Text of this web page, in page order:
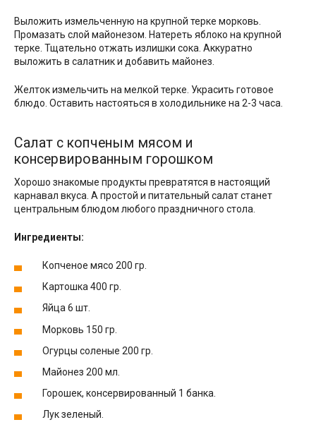
Выложить измельченную на крупной терке морковь.
Промазать слой майонезом. Натереть яблоко на крупной
терке. Тщательно отжать излишки сока. Аккуратно
выложить в салатник и добавить майонез.
Желток измельчить на мелкой терке. Украсить готовое
блюдо. Оставить настояться в холодильнике на 2-3 часа.
Салат с копченым мясом и
консервированным горошком
Хорошо знакомые продукты превратятся в настоящий
карнавал вкуса. А простой и питательный салат станет
центральным блюдом любого праздничного стола.
Ингредиенты:
Копченое мясо 200 гр.
Картошка 400 гр.
Яйца 6 шт.
Морковь 150 гр.
Огурцы соленые 200 гр.
Майонез 200 мл.
Горошек, консервированный 1 банка.
Лук зеленый.